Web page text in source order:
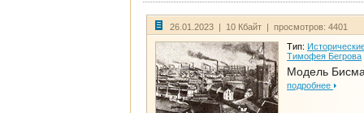
26.01.2023 | 10 Кбайт | просмотров: 4401
Тип:
Тимофея Бегрова
Модель
подробнее